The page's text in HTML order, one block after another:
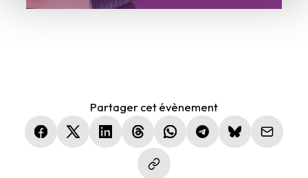
Partager cet évènement
(nouvelle fenêtre)
(nouvelle fenêtre)
(nouvelle fenêtre)
(nouvelle fenêtre)
(nouvelle fenêtre)
(nouvelle fenêtre)
(nouvelle